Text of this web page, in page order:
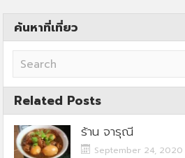
ค้นหาที่เที่ยว
Related Posts
ร้าน จารุณี
September 24, 2020